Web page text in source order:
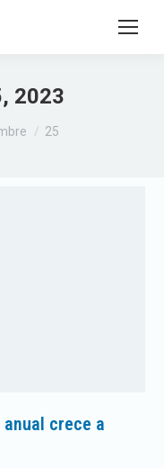
2023
25
anual crece a